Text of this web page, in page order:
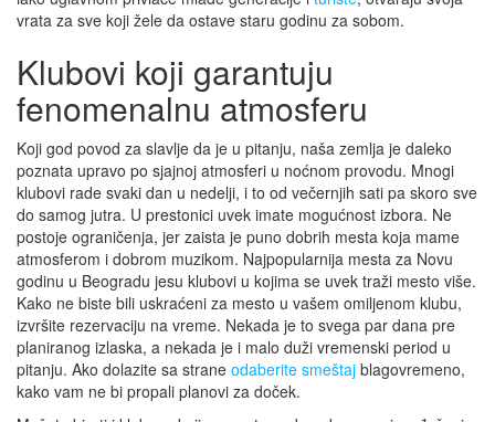
vrata za sve koji žele da ostave staru godinu za sobom.
Klubovi koji garantuju
fenomenalnu atmosferu
Koji god povod za slavlje da je u pitanju, naša zemlja je daleko
poznata upravo po sjajnoj atmosferi u noćnom provodu. Mnogi
klubovi rade svaki dan u nedelji, i to od večernjih sati pa skoro sve
do samog jutra. U prestonici uvek imate mogućnost izbora. Ne
postoje ograničenja, jer zaista je puno dobrih mesta koja mame
atmosferom i dobrom muzikom. Najpopularnija mesta za Novu
godinu u Beogradu jesu klubovi u kojima se uvek traži mesto više.
Kako ne biste bili uskraćeni za mesto u vašem omiljenom klubu,
izvršite rezervaciju na vreme. Nekada je to svega par dana pre
planiranog izlaska, a nekada je i malo duži vremenski period u
pitanju. Ako dolazite sa strane odaberite smeštaj blagovremeno,
kako vam ne bi propali planovi za doček.